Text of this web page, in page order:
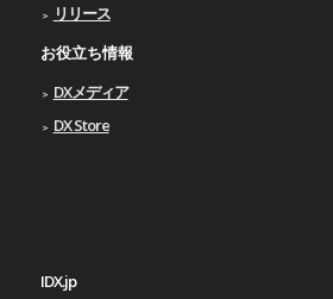
リリース
お役立ち情報
DXメディア
DX Store
IDX.jp